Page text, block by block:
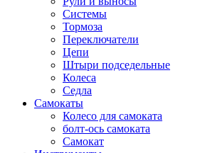
Системы
Тормоза
Переключатели
Цепи
Штыри подседельные
Колеса
Седла
Самокаты
Колесо для самоката
болт-ось самоката
Самокат